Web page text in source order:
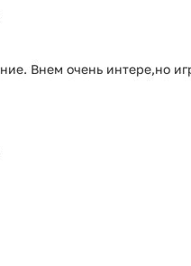
Внем очень интере,но